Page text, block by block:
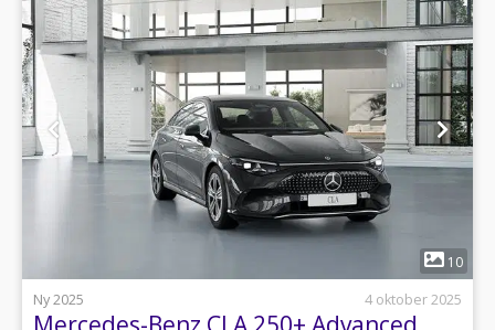
10
Ny 2025
4 oktober 2025